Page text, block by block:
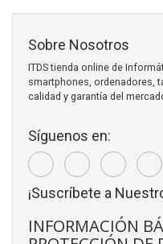
Sobre Nosotros
ITDS tienda online de
smartphones, ordenadores,
calidad y garantía del
Síguenos en:
¡Suscríbete a
INFORMACIÓN